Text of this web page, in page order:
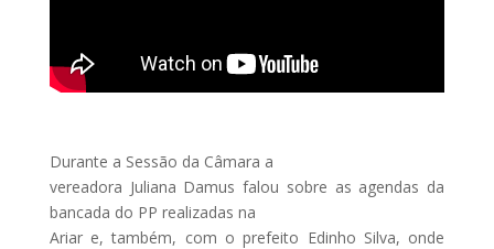
Durante a Sessão da Câmara a
vereadora Juliana Damus falou sobre as agendas da
bancada do PP realizadas na
Ariar e, também, com o prefeito Edinho Silva, onde